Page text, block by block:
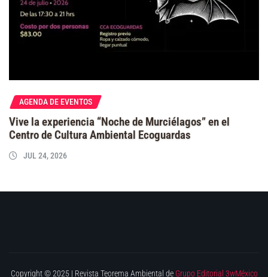
AGENDA DE EVENTOS
Vive la experiencia “Noche de Murciélagos” en el
Centro de Cultura Ambiental Ecoguardas
JUL 24, 2026
Copyright © 2025 | Revista Teorema Ambiental de Grupo Editorial 3wMéxico